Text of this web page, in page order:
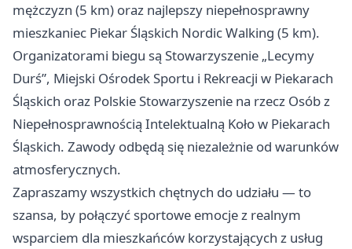
mężczyzn (5 km) oraz najlepszy niepełnosprawny
mieszkaniec Piekar Śląskich Nordic Walking (5 km).
Organizatorami biegu są Stowarzyszenie „Lecymy
Durś”, Miejski Ośrodek Sportu i Rekreacji w Piekarach
Śląskich oraz Polskie Stowarzyszenie na rzecz Osób z
Niepełnosprawnością Intelektualną Koło w Piekarach
Śląskich. Zawody odbędą się niezależnie od warunków
atmosferycznych.
Zapraszamy wszystkich chętnych do udziału — to
szansa, by połączyć sportowe emocje z realnym
wsparciem dla mieszkańców korzystających z usług